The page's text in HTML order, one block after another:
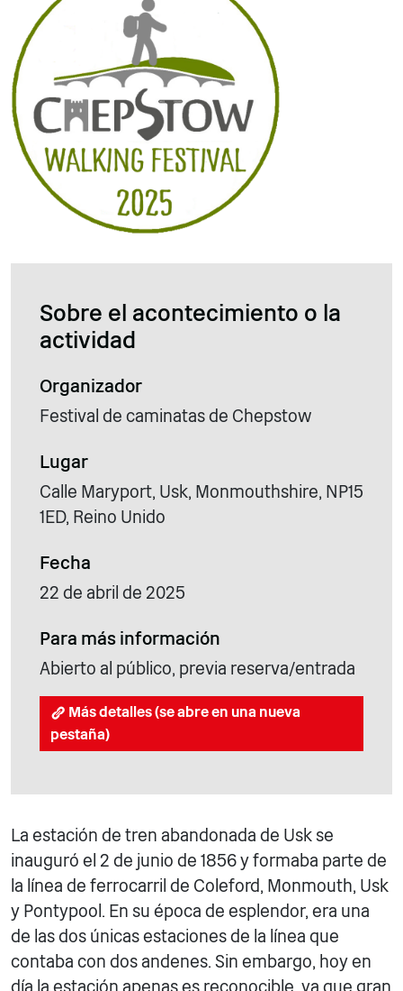
Sobre el acontecimiento o la
actividad
Organizador
Festival de caminatas de Chepstow
Lugar
Calle Maryport, Usk, Monmouthshire, NP15
1ED, Reino Unido
Fecha
22 de abril de 2025
Para más información
Abierto al público, previa reserva/entrada
Más detalles (se abre en una nueva
pestaña)
La estación de tren abandonada de Usk se
inauguró el 2 de junio de 1856 y formaba parte de
la línea de ferrocarril de Coleford, Monmouth, Usk
y Pontypool. En su época de esplendor, era una
de las dos únicas estaciones de la línea que
contaba con dos andenes. Sin embargo, hoy en
día la estación apenas es reconocible, ya que gran